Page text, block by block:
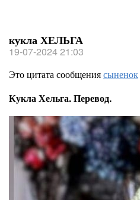
кукла ХЕЛЬГА
19-07-2024 21:03
Это цитата сообщениясыненок
Кукла Хельга. Перевод.